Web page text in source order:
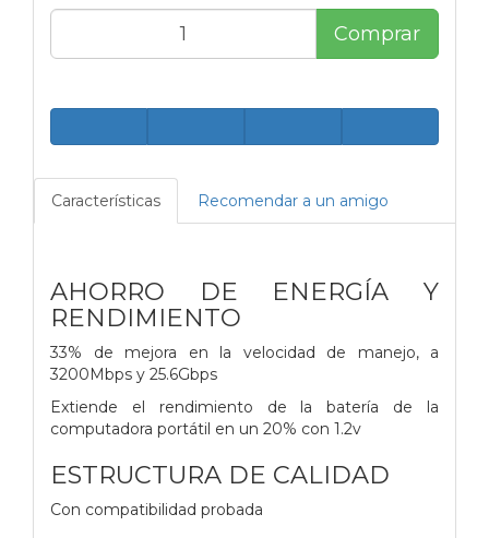
Comprar
Características Recomendar a un amigo
AHORRO DE ENERGÍA Y
RENDIMIENTO
33% de mejora en la velocidad de manejo, a
3200Mbps y 25.6Gbps
Extiende el rendimiento de la batería de la
computadora portátil en un 20% con 1.2v
ESTRUCTURA DE CALIDAD
Con compatibilidad probada